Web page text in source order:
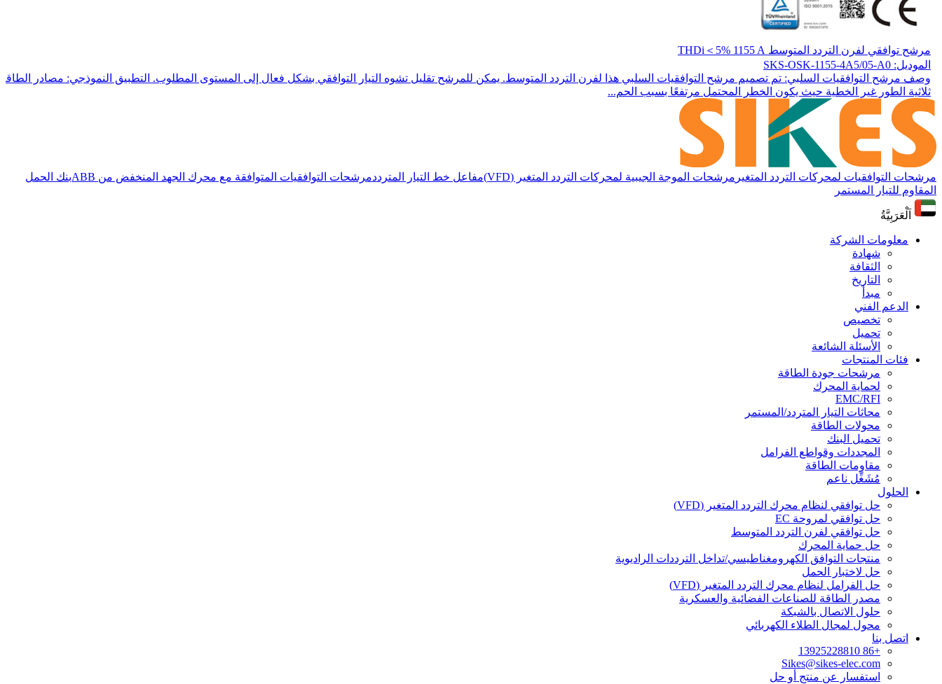
مرشح توافقي لفرن التردد المتوسط THDi＜5% 1155 A
الموديل: SKS-OSK-1155-4A5/05-A0
وصف مرشح التوافقيات السلبي: تم تصميم مرشح التوافقيات السلبي هذا لفرن التردد المتوسط. يمكن للمرشح تقليل تشوه التيار التوافقي بشكل فعال إلى المستوى المطلوب. التطبيق النموذجي: مصادر الطاقة
ثلاثية الطور غير الخطية حيث يكون الخطر المحتمل مرتفعًا بسبب الحم...
مرشحات التوافقيات لمحركات التردد المتغير مرشحات الموجة الجيبية لمحركات التردد المتغير (VFD) مفاعل خط التيار المترددمرشحات التوافقيات المتوافقة مع محرك الجهد المنخفض من ABB
بنك الحمل
المقاوم للتيار المستمر
اَلْعَرَبِيَّةُ
معلومات الشركة
شهادة
الثقافة
التاريخ
مبدأ
الدعم الفني
تخصيص
تحميل
الأسئلة الشائعة
فئات المنتجات
مرشحات جودة الطاقة
لحماية المحرك
EMC/RFI
محاثات التيار المتردد/المستمر
محولات الطاقة
تحميل البنك
المجددات وقواطع الفرامل
مقاومات الطاقة
مُشَغِّل ناعم
الحلول
حل توافقي لنظام محرك التردد المتغير (VFD)
حل توافقي لمروحة EC
حل توافقي لفرن التردد المتوسط
حل حماية المحرك
منتجات التوافق الكهرومغناطيسي/تداخل الترددات الراديوية
حل لاختبار الحمل
حل الفرامل لنظام محرك التردد المتغير (VFD)
مصدر الطاقة للصناعات الفضائية والعسكرية
حلول الاتصال بالشبكة
محول لمجال الطلاء الكهربائي
اتصل بنا
+86 13925228810
Sikes@sikes-elec.com
استفسار عن منتج أو حل